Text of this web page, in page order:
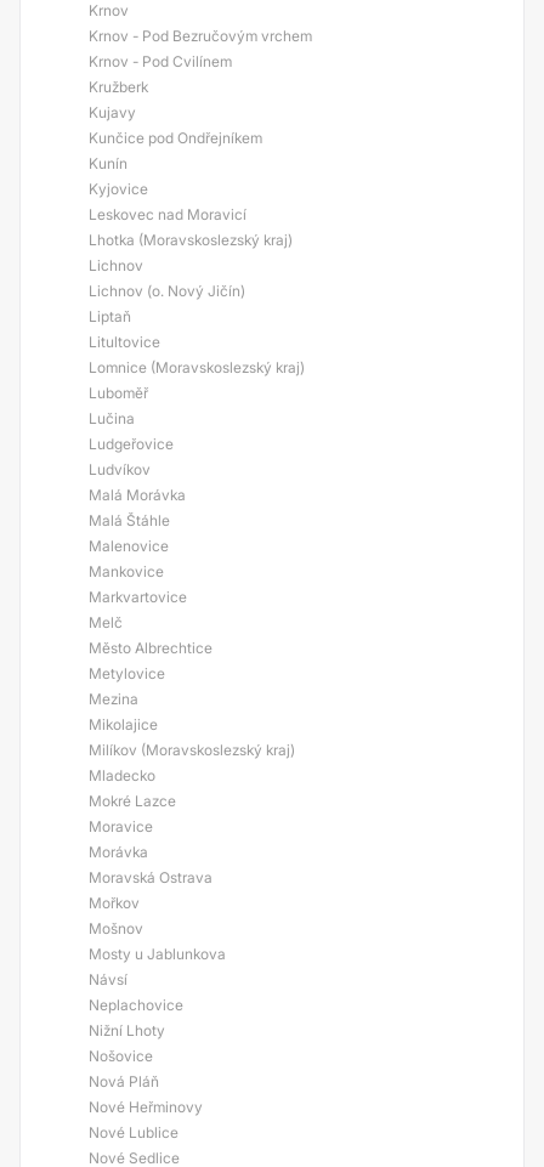
Krnov
Krnov - Pod Bezručovým vrchem
Krnov - Pod Cvilínem
Kružberk
Kujavy
Kunčice pod Ondřejníkem
Kunín
Kyjovice
Leskovec nad Moravicí
Lhotka (Moravskoslezský kraj)
Lichnov
Lichnov (o. Nový Jičín)
Liptaň
Litultovice
Lomnice (Moravskoslezský kraj)
Luboměř
Lučina
Ludgeřovice
Ludvíkov
Malá Morávka
Malá Štáhle
Malenovice
Mankovice
Markvartovice
Melč
Město Albrechtice
Metylovice
Mezina
Mikolajice
Milíkov (Moravskoslezský kraj)
Mladecko
Mokré Lazce
Moravice
Morávka
Moravská Ostrava
Mořkov
Mošnov
Mosty u Jablunkova
Návsí
Neplachovice
Nižní Lhoty
Nošovice
Nová Pláň
Nové Heřminovy
Nové Lublice
Nové Sedlice